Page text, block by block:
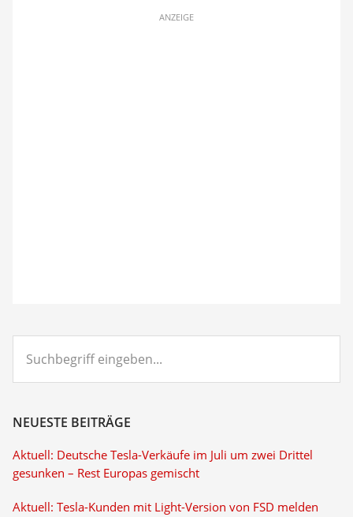
ANZEIGE
eingeben...
NEUESTE BEITRÄGE
Aktuell: Deutsche Tesla-Verkäufe im Juli um zwei Drittel
gesunken – Rest Europas gemischt
Aktuell: Tesla-Kunden mit Light-Version von FSD melden